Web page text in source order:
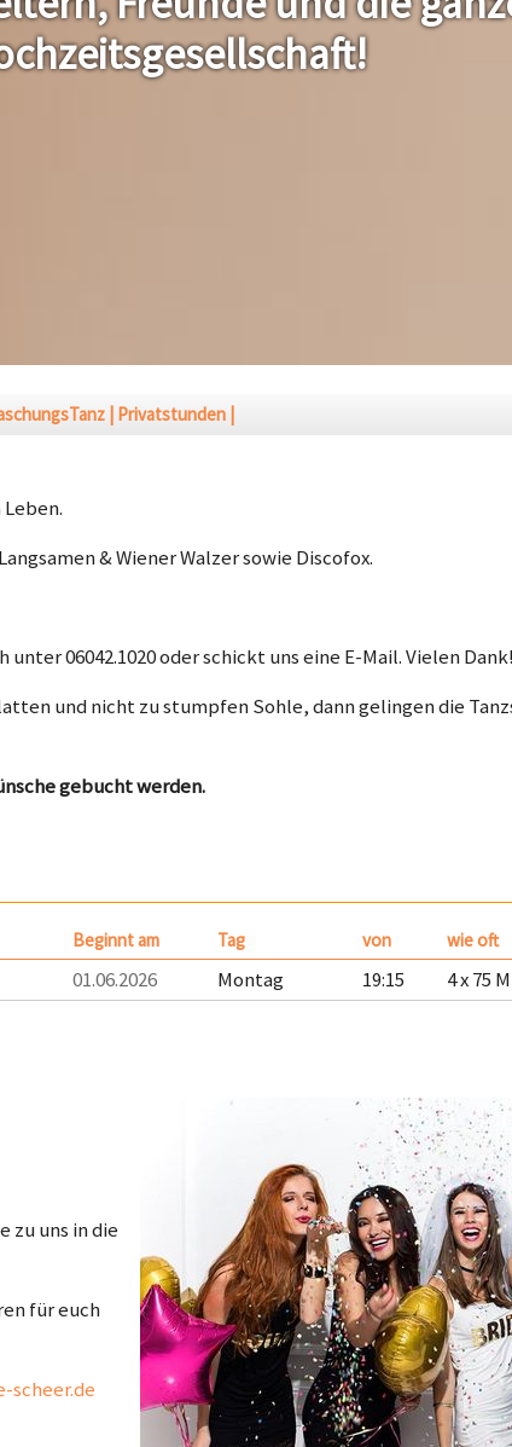
Privatstunden
& Wiener Walzer sowie Discofox.
06042.1020 oder schickt uns eine E-Mail. Vielen Dank!
und nicht zu stumpfen Sohle, dann gelingen die
gebucht werden.
Beginnt am Tag von wie oft
01.06.2026 Montag 19:15 4 x 75
zu uns in die
für euch
scheer.de